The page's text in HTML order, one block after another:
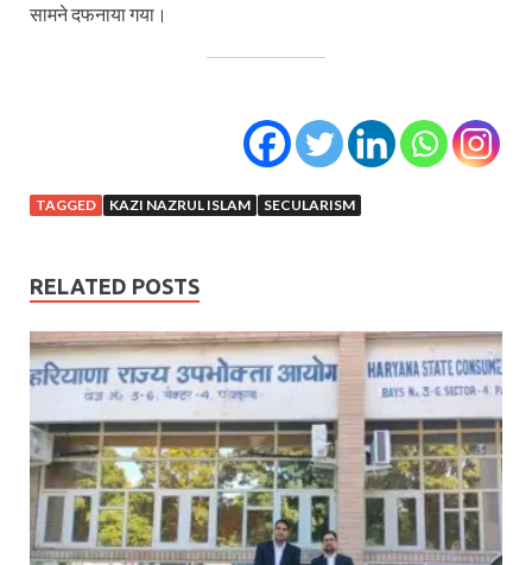
सामने दफनाया गया।
TAGGED KAZI NAZRUL ISLAM SECULARISM
RELATED POSTS